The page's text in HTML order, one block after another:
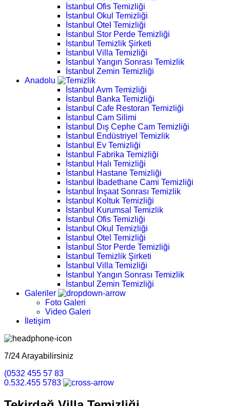
İstanbul Ofis Temizliği
İstanbul Okul Temizliği
İstanbul Otel Temizliği
İstanbul Stor Perde Temizliği
İstanbul Temizlik Şirketi
İstanbul Villa Temizliği
İstanbul Yangın Sonrası Temizlik
İstanbul Zemin Temizliği
Anadolu
İstanbul Avm Temizliği
İstanbul Banka Temizliği
İstanbul Cafe Restoran Temizliği
İstanbul Cam Silimi
İstanbul Dış Cephe Cam Temizliği
İstanbul Endüstriyel Temizlik
İstanbul Ev Temizliği
İstanbul Fabrika Temizliği
İstanbul Halı Temizliği
İstanbul Hastane Temizliği
İstanbul İbadethane Cami Temizliği
İstanbul İnşaat Sonrası Temizlik
İstanbul Koltuk Temizliği
İstanbul Kurumsal Temizlik
İstanbul Ofis Temizliği
İstanbul Okul Temizliği
İstanbul Otel Temizliği
İstanbul Stor Perde Temizliği
İstanbul Temizlik Şirketi
İstanbul Villa Temizliği
İstanbul Yangın Sonrası Temizlik
İstanbul Zemin Temizliği
Galeriler
Foto Galeri
Video Galeri
İletişim
7/24 Arayabilirsiniz
(0532 455 57 83
0.532.455 5783